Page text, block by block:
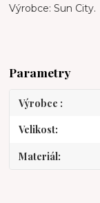
Výrobce: Sun City.
Parametry
Výrobce
Velikost
Materiál